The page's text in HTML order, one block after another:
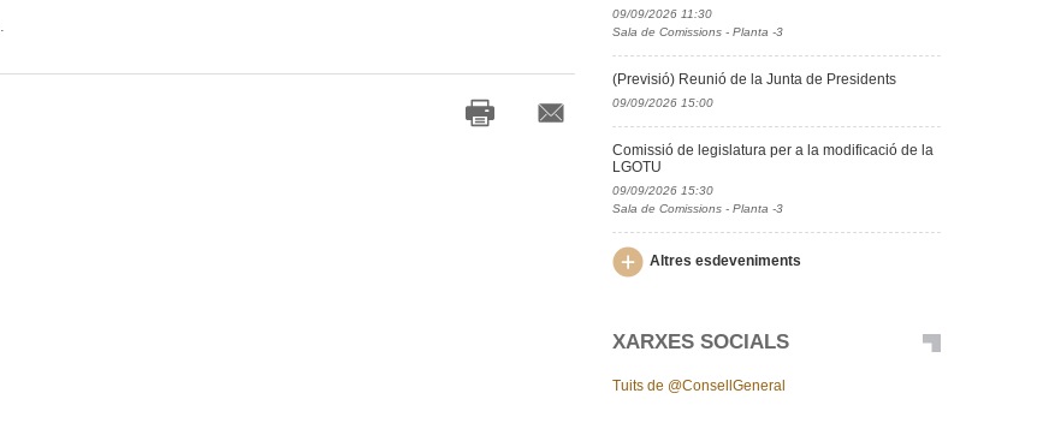
09/09/2026 11:30
Sala de Comissions - Planta -3
(Previsió) Reunió de la Junta de Presidents
09/09/2026 15:00
Comissió de legislatura per a la modificació de la
LGOTU
09/09/2026 15:30
Sala de Comissions - Planta -3
Altres esdeveniments
XARXES SOCIALS
Tuits de @ConsellGeneral